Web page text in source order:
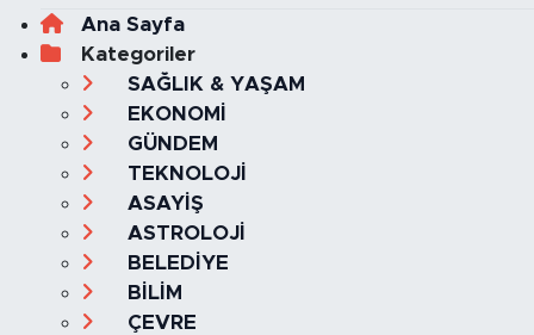
Ana Sayfa
Kategoriler
SAĞLIK & YAŞAM
EKONOMİ
GÜNDEM
TEKNOLOJİ
ASAYİŞ
ASTROLOJİ
BELEDİYE
BİLİM
ÇEVRE